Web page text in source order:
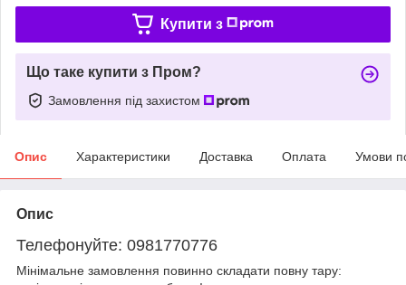
Купити з
Що таке купити з Пром?
Замовлення під захистом
Опис Характеристики Доставка Оплата Умови
Опис
Телефонуйте: 0981770776
Мінімальне замовлення повинно складати повну тару: